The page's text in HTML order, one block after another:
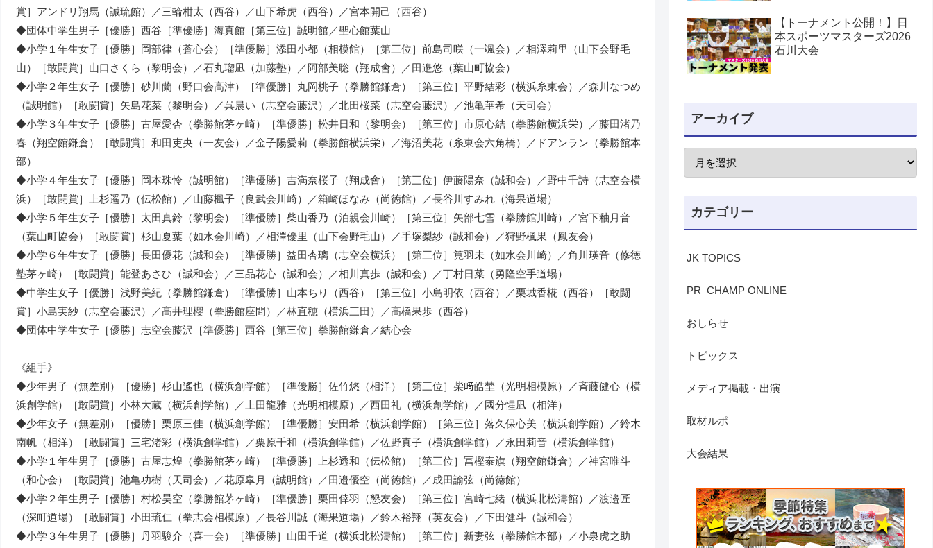
賞］アンドリ翔馬（誠琉館）／三輪柑太（西谷）／山下希虎（西谷）／宮本開己（西谷）
◆団体中学生男子［優勝］西谷［準優勝］海真館［第三位］誠明館／聖心館葉山
◆小学１年生女子［優勝］岡部律（蒼心会）［準優勝］添田小都（相模館）［第三位］前島司咲（一颯会）／相澤莉里（山下会野毛
山）［敢闘賞］山口さくら（黎明会）／石丸瑠凪（加藤塾）／阿部美聡（翔成會）／田邉悠（葉山町協会）
◆小学２年生女子［優勝］砂川蘭（野口会高津）［準優勝］丸岡桃子（拳勝館鎌倉）［第三位］平野結彩（横浜糸東会）／森川なつめ
（誠明館）［敢闘賞］矢島花菜（黎明会）／呉晨い（志空会藤沢）／北田桜菜（志空会藤沢）／池亀華希（天司会）
◆小学３年生女子［優勝］古屋愛杏（拳勝館茅ヶ崎）［準優勝］松井日和（黎明会）［第三位］市原心結（拳勝館横浜栄）／藤田渚乃
春（翔空館鎌倉）［敢闘賞］和田吏央（一友会）／金子陽愛莉（拳勝館横浜栄）／海沼美花（糸東会六角橋）／ドアンラン（拳勝館本
部）
◆小学４年生女子［優勝］岡本珠怜（誠明館）［準優勝］吉満奈桜子（翔成會）［第三位］伊藤陽奈（誠和会）／野中千詩（志空会横
浜）［敢闘賞］上杉遥乃（伝松館）／山藤楓子（良武会川崎）／箱崎ほなみ（尚徳館）／長谷川すみれ（海果道場）
◆小学５年生女子［優勝］太田真鈴（黎明会）［準優勝］柴山香乃（泊親会川崎）［第三位］矢部七雪（拳勝館川崎）／宮下釉月音
（葉山町協会）［敢闘賞］杉山夏葉（如水会川崎）／相澤優里（山下会野毛山）／手塚梨紗（誠和会）／狩野楓果（鳳友会）
◆小学６年生女子［優勝］長田優花（誠和会）［準優勝］益田杏璃（志空会横浜）［第三位］筧羽未（如水会川崎）／角川瑛音（修徳
塾茅ヶ崎）［敢闘賞］能登あさひ（誠和会）／三品花心（誠和会）／相川真歩（誠和会）／丁村日菜（勇隆空手道場）
◆中学生女子［優勝］浅野美紀（拳勝館鎌倉）［準優勝］山本ちり（西谷）［第三位］小島明依（西谷）／栗城香椛（西谷）［敢闘
賞］小島実紗（志空会藤沢）／髙井理櫻（拳勝館座間）／林直穂（横浜三田）／高橋果歩（西谷）
◆団体中学生女子［優勝］志空会藤沢［準優勝］西谷［第三位］拳勝館鎌倉／結心会
《組手》
◆少年男子（無差別）［優勝］杉山遙也（横浜創学館）［準優勝］佐竹悠（相洋）［第三位］柴﨑皓埜（光明相模原）／斉藤健心（横
浜創学館）［敢闘賞］小林大蔵（横浜創学館）／上田龍雅（光明相模原）／西田礼（横浜創学館）／國分惺凪（相洋）
◆少年女子（無差別）［優勝］栗原三佳（横浜創学館）［準優勝］安田希（横浜創学館）［第三位］落久保心美（横浜創学館）／鈴木
南帆（相洋）［敢闘賞］三宅渚彩（横浜創学館）／栗原千和（横浜創学館）／佐野真子（横浜創学館）／永田莉音（横浜創学館）
◆小学１年生男子［優勝］古屋志煌（拳勝館茅ヶ崎）［準優勝］上杉透和（伝松館）［第三位］冨樫泰旗（翔空館鎌倉）／神宮唯斗
（和心会）［敢闘賞］池亀功樹（天司会）／花原皐月（誠明館）／田邉優空（尚徳館）／成田諭弦（尚徳館）
◆小学２年生男子［優勝］村松昊空（拳勝館茅ヶ崎）［準優勝］栗田倖羽（懇友会）［第三位］宮崎七緒（横浜北松濤館）／渡邉匠
（深町道場）［敢闘賞］小田琉仁（拳志会相模原）／長谷川誠（海果道場）／鈴木裕翔（英友会）／下田健斗（誠和会）
◆小学３年生男子［優勝］丹羽駿介（喜一会）［準優勝］山田千道（横浜北松濤館）［第三位］新妻弦（拳勝館本部）／小泉虎之助
【トーナメント公開！】日
本スポーツマスターズ2026
石川大会
アーカイブ
カテゴリー
JK TOPICS
PR_CHAMP ONLINE
おしらせ
トピックス
メディア掲載・出演
取材ルポ
大会結果